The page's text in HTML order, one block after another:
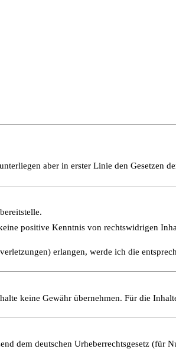
aber in erster Linie den Gesetzen
positive Kenntnis von rechtswidrigen
erlangen, werde ich die
keine Gewähr übernehmen. Für die
dem deutschen Urheberrechtsgesetz (für